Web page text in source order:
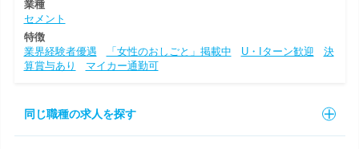
業種
セメント
特徴
業界経験者優遇
「女性のおしごと」掲載中 U・Iターン歓迎
決
算賞与あり
マイカー通勤可
同じ職種の求人を探す